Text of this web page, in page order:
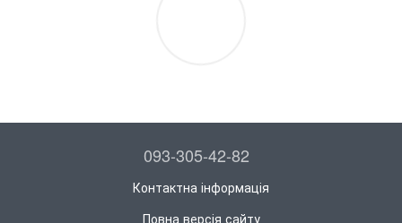
093-305-42-82
Контактна інформація
Повна версія сайту